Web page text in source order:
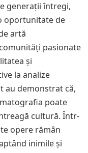
generații întregi,
oportunitate de
artă
pasionate
și
la analize
au demonstrat că,
poate
cultură. Într-
opere rămân
inimile și